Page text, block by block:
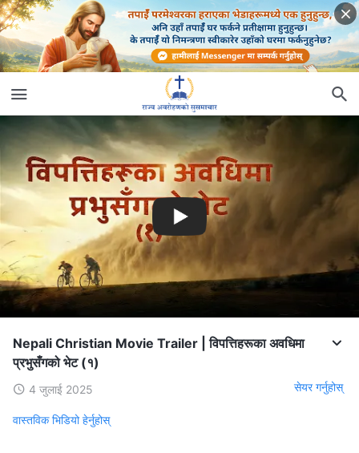
Nepali Christian Movie Trailer | विपत्तिहरूका अवधिमा
प्रभुसँगको भेट (१)
4 जुलाई 2025 सेयर गर्नुहोस्
वास्तविक भिडियो हेर्नुहोस्